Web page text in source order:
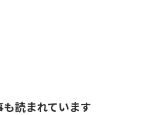
も読まれています